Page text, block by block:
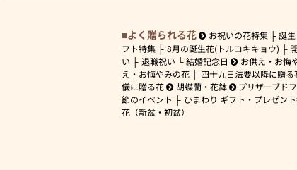
よく贈られる花 お祝いの花特集
誕
フト特集
8月の誕生花(トルコキキョウ)
い
退職祝い 結婚記念日 お供え・お悔
え・お悔やみの花
四十九日法要以降に贈る
儀に贈る花
胡蝶蘭・花鉢 プリザーブド
節のイベント
ひまわり ギフト・プレゼン
花（新盆・初盆）